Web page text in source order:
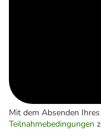
Mit dem Absenden
Teilnahmebedingungen